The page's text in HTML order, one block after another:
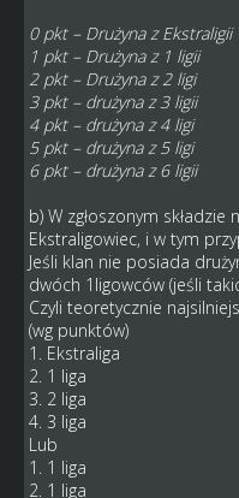
0 pkt – Drużyna z Ekstraligii
1 pkt – Drużyna z 1 ligii
2 pkt – Drużyna z 2 ligi
3 pkt – drużyna z 3 ligii
4 pkt – drużyna z 4 ligi
5 pkt – drużyna z 5 ligi
6 pkt – drużyna z 6 ligii
b) W zgłoszonym
Ekstraligowiec, i w tym
Jeśli klan nie posiada
dwóch 1ligowców (jeśli
Czyli teoretycznie
(wg punktów)
1. Ekstraliga
2. 1 liga
3. 2 liga
4. 3 liga
Lub
1. 1 liga
2. 1 liga